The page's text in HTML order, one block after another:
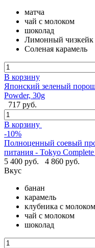
матча
чай с молоком
шоколад
Лимонный чизкейк
Соленая карамель
В корзину
Японский зеленый
Powder, 30g
717 руб.
В корзину
-10%
Полноценный соевый
питания - Tokyo Complete
5 400 руб.
4 860 руб.
Вкус
банан
карамель
клубника с молоком
чай с молоком
шоколад